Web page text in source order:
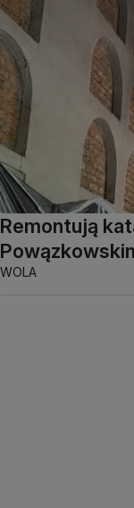
Remontują
WOLA